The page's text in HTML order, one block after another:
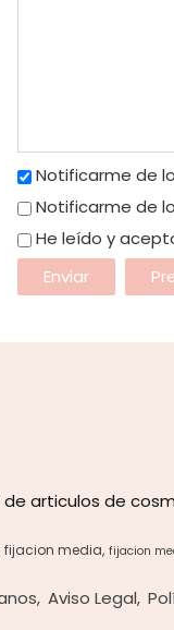
Notificarme de
Notificarme de
He leído y
articulos de
fijacion media fijacion
Aviso Legal